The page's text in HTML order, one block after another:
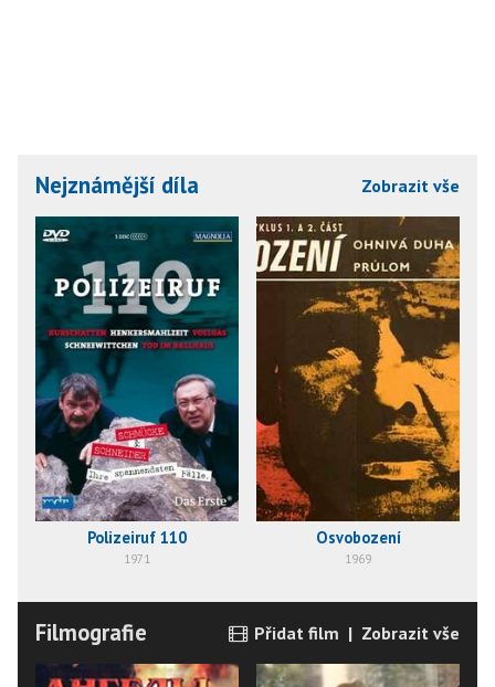
Nejznámější díla Zobrazit vše
Polizeiruf 110
1971
Osvobození
1969
Filmografie Přidat film | Zobrazit vše